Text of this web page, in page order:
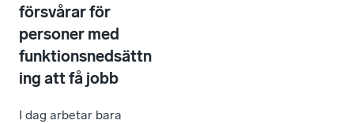
försvårar för
personer med
funktionsnedsättn
ing att få jobb
I dag arbetar bara